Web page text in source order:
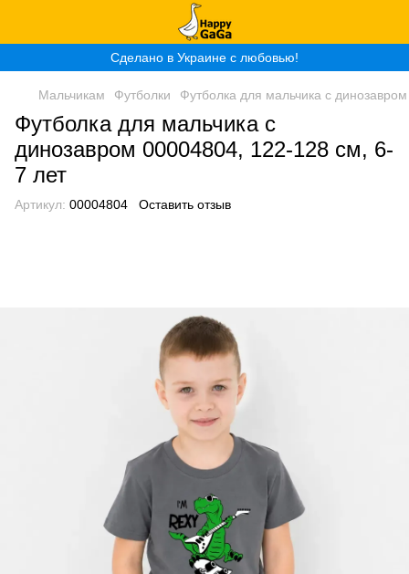
Сделано в Украине с любовью!
Мальчикам Футболки Футболка для мальчика с
Футболка для мальчика с
динозавром 00004804, 122-128 см, 6-
7 лет
Артикул: 00004804 Оставить отзыв